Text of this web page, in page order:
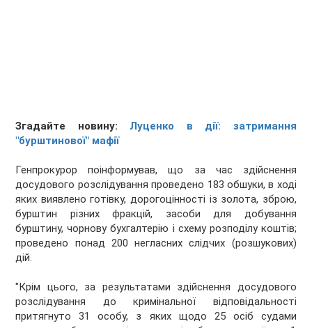
Згадайте новину: Луценко в дії: затримання
"бурштинової" мафії
Генпрокурор поінформував, що за час здійснення
досудового розслідування проведено 183 обшуки, в ході
яких виявлено готівку, дорогоцінності із золота, зброю,
бурштин різних фракцій, засоби для добування
бурштину, чорнову бухгалтерію і схему розподілу коштів;
проведено понад 200 негласних слідчих (розшукових)
дій.
"Крім цього, за результатами здійснення досудового
розслідування до кримінальної відповідальності
притягнуто 31 особу, з яких щодо 25 осіб судами